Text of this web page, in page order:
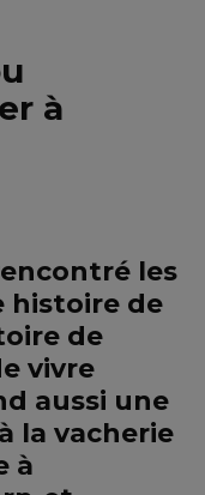
à
les
histoire de
de
vivre
aussi une
la vacherie
à